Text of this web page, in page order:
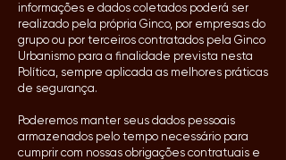
informações e dados coletados poderá ser
realizado pela própria Ginco, por empresas do
grupo ou por terceiros contratados pela Ginco
Urbanismo para a finalidade prevista nesta
Política, sempre aplicada as melhores práticas
de segurança.
Poderemos manter seus dados pessoais
armazenados pelo tempo necessário para
cumprir com nossas obrigações contratuais e